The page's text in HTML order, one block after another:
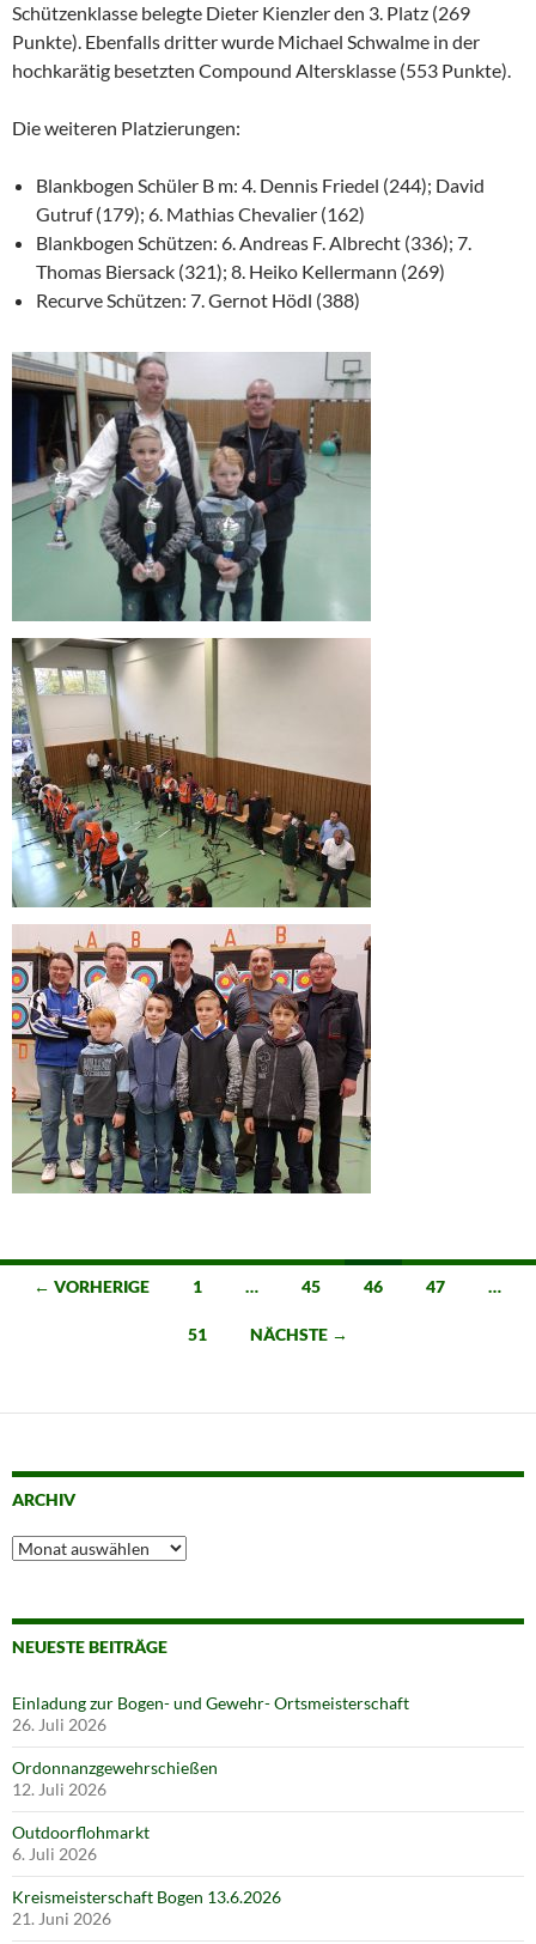
Schützenklasse belegte Dieter Kienzler den 3. Platz (269
Punkte). Ebenfalls dritter wurde Michael Schwalme in der
hochkarätig besetzten Compound Altersklasse (553 Punkte).
Die weiteren Platzierungen:
Blankbogen Schüler B m: 4. Dennis Friedel (244); David
Gutruf (179); 6. Mathias Chevalier (162)
Blankbogen Schützen: 6. Andreas F. Albrecht (336); 7.
Thomas Biersack (321); 8. Heiko Kellermann (269)
Recurve Schützen: 7. Gernot Hödl (388)
Beitragsnavigation
← VORHERIGE 1 … 45 46 47 …
51 NÄCHSTE →
ARCHIV
Archiv
NEUESTE BEITRÄGE
Einladung zur Bogen- und Gewehr- Ortsmeisterschaft
26. Juli 2026
Ordonnanzgewehrschießen
12. Juli 2026
Outdoorflohmarkt
6. Juli 2026
Kreismeisterschaft Bogen 13.6.2026
21. Juni 2026